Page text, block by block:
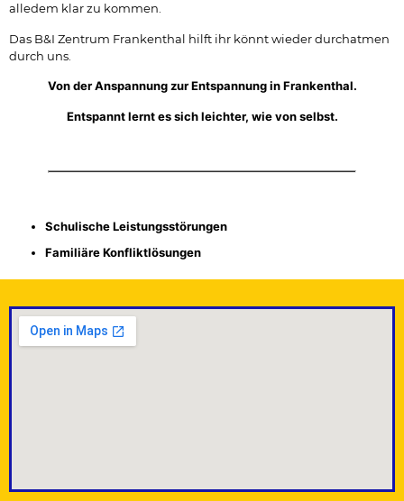
alledem klar zu kommen.
Das B&I Zentrum Frankenthal hilft ihr könnt wieder durchatmen
durch uns.
Von der Anspannung zur Entspannung in Frankenthal.
Entspannt lernt es sich leichter, wie von selbst.
Schulische Leistungsstörungen
Familiäre Konfliktlösungen